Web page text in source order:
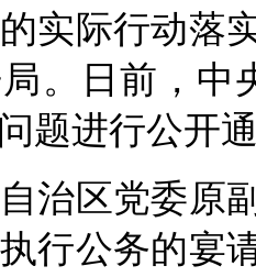
实际行动落
。日前，中
题进行公开
区党委原副
行公务的宴